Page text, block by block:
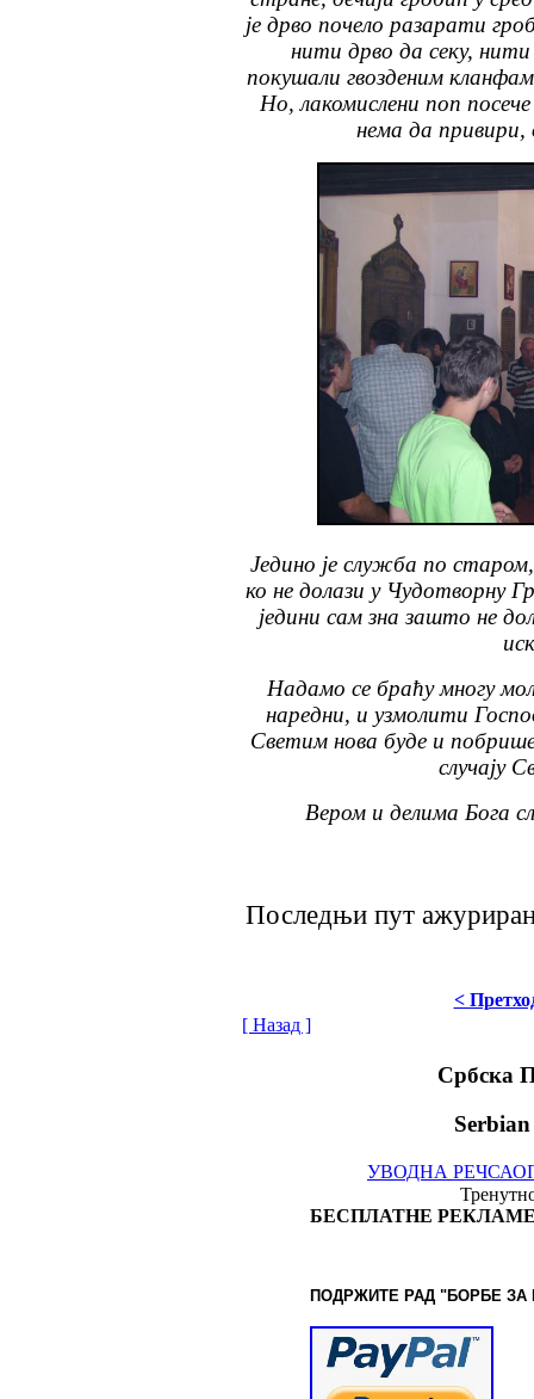
је дрво почело разарати
нити дрво да секу, нити
покушали гвозденим
Но,лакомислени поп
нема да привири,
Једино је служба по
ко не долази у Чудотворну
једини сам зна зашто не
Надамо се браћу многу
наредни, и узмолити
Светим нова буде и
случају
Вером и делима Бога
Последњи пут
<
[ Назад ]
Србска
УВОДНА РЕЧ
БЕСПЛАТНЕ
ПОДРЖИТЕ РАД "БОРБЕ ЗА